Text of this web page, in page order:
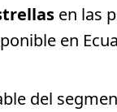
en las
en
del